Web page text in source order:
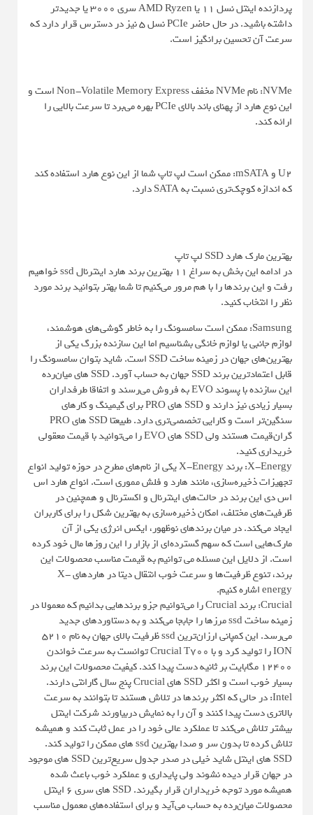
پردازنده اینتل نسل 11 یا AMD Ryzen سری 3000 یا جدیدتر
داشته باشید. در حال حاضر PCIe نسل 5 نیز در دسترس قرار دارد که
سرعت آن تحسین برانگیز است.
NVMe: نام NVMe مخفف Non-Volatile Memory Express است و
این نوع هارد از پهنای باند بالای PCIe بهره می‌برد تا سرعت بالایی را
ارائه کند.
U2 و mSATA: ممکن است لپ تاپ شما از این نوع هارد استفاده کند
که اندازه کوچک‌تری نسبت به SATA دارد.
بهترین مارک هارد SSD لپ تاپ
در ادامه این بخش به سراغ 11 بهترین برند هارد اینترنال ssd خواهیم
رفت و این برندها را با هم مرور می‌کنیم تا شما بهتر بتوانید برند مورد
نظر را انتخاب کنید.
Samsung: ممکن است سامسونگ را به خاطر گوشی‌های هوشمند،
لوازم جانبی یا لوازم خانگی بشناسیم اما این سازنده بزرگ یکی از
بهترین‌های جهان در زمینه ساخت SSD است. شاید بتوان سامسونگ را
قابل اعتمادترین برند SSD جهان به حساب آورد. SSD های میان‌رده
این سازنده با پسوند EVO به فروش می‌رسند و اتفاقا طرفداران
بسیار زیادی نیز دارند و SSD های PRO برای گیمینگ و کارهای
سنگین‌تر است و کارایی تخصصی‌تری دارد. طبیعتا SSD های PRO
گران‌قیمت هستند ولی SSD های EVO را می‌توانید با قیمت معقولی
خریداری کنید.
X-Energy: برند X-Energy یکی از نام‌های مطرح در حوزه تولید انواع
تجهیزات ذخیره‌سازی، مانند هارد و فلش مموری است. انواع هارد اس
اس دی این برند در حالت‌های اینترنال و اکسترنال و همچنین در
ظرفیت‌های مختلف، امکان ذخیره‌سازی به بهترین شکل را برای کاربران
ایجاد می‌کند. در میان برندهای نوظهور، ایکس انرژی یکی از آن
مارک‌هایی است که سهم گسترده‌ای از بازار را این روزها مال خود کرده
است. از دلایل این مسئله می توانیم به قیمت مناسب محصولات این
برند، تنوع ظرفیت‌ها و سرعت خوب انتقال دیتا در هاردهای X-
energy اشاره کنیم.
Crucial: برند Crucial را می‌توانیم جزو برندهایی بدانیم که معمولا در
زمینه ساخت ssd مرز‌ها را جابجا می‌کند و به دستاوردهای جدید
می‌رسد. این کمپانی ارزان‌ترین ssd ظرفیت بالای جهان به نام 5210
ION را تولید کرد و با Crucial T700 توانست به سرعت خواندن
12400 مگابایت بر ثانیه دست پیدا کند. کیفیت محصولات این برند
بسیار خوب است و اکثر SSD های Crucial پنج سال گارانتی دارند.
Intel: در حالی که اکثر برندها در تلاش هستند تا بتوانند به سرعت
بالاتری دست پیدا کنند و آن را به نمایش دربیاورند شرکت اینتل
بیشتر تلاش می‌کند تا عملکرد عالی خود را در عمل ثابت کند و همیشه
تلاش کرده تا بدون سر و صدا بهترین ssd های ممکن را تولید کند.
SSD های اینتل شاید خیلی در صدر جدول سریع‌ترین SSD های موجود
در جهان قرار دیده نشوند ولی پایداری و عملکرد خوب باعث شده
همیشه مورد توجه خریداران قرار بگیرند. SSD های سری 6 اینتل
محصولات میان‌رده به حساب می‌آید و برای استفاده‌های معمول مناسب